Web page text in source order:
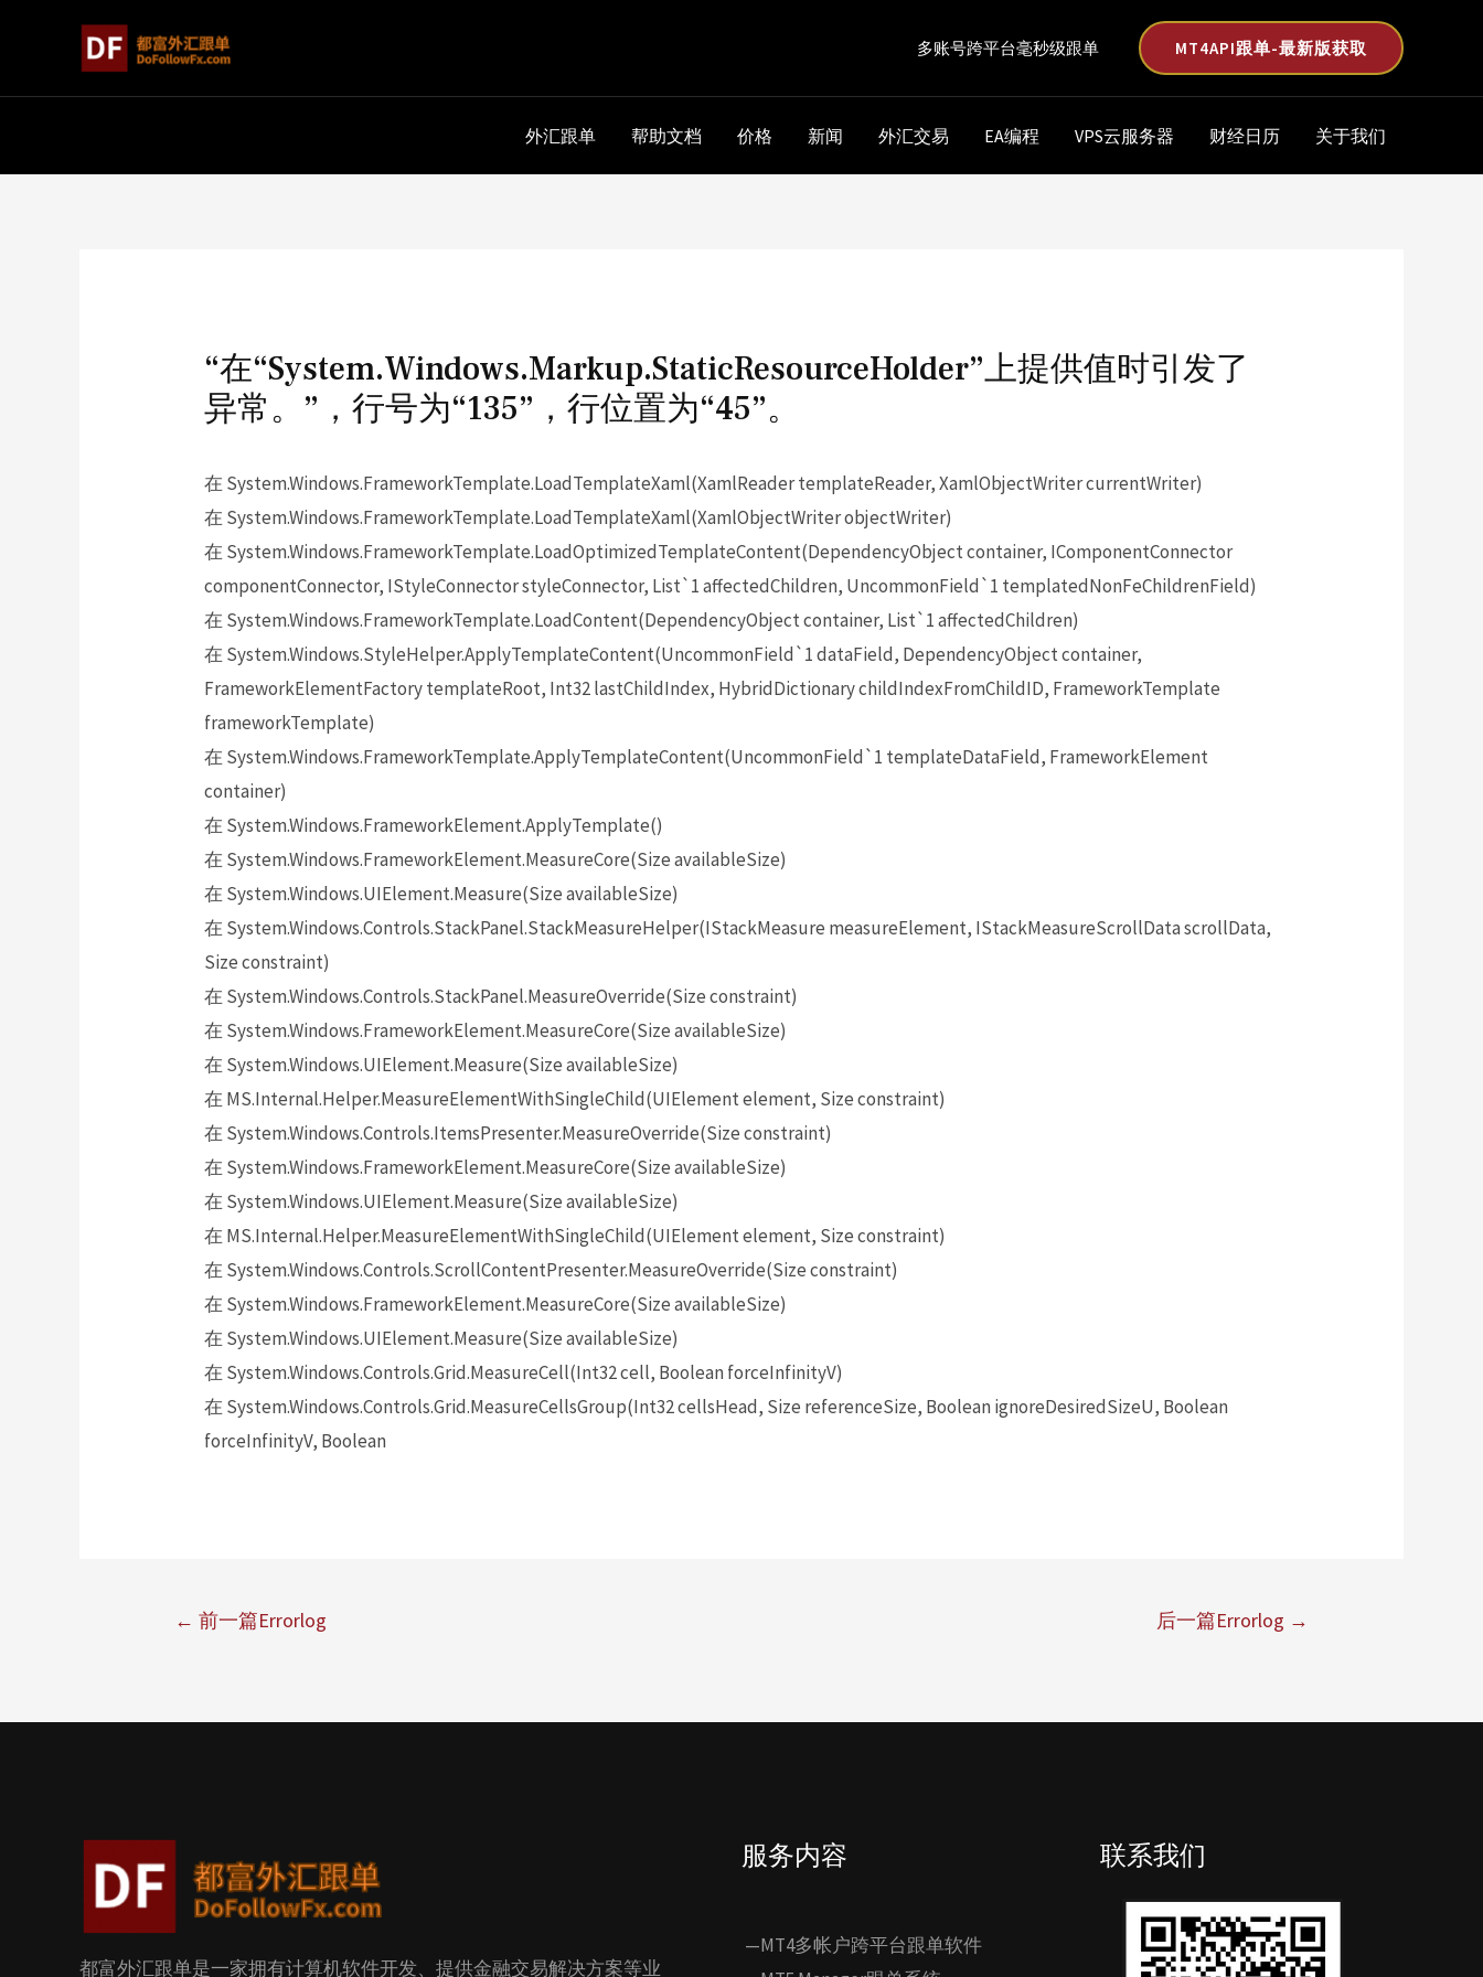
多账号跨平台毫秒级跟单 MT4API跟单-最新版获取
外汇跟单 帮助文档 价格 新闻 外汇交易 EA编程 VPS云服务器 财经日历 关于我们
“在“System.Windows.Markup.StaticResourceHolder”上提供值时引发了
异常。”，行号为“135”，行位置为“45”。
在 System.Windows.FrameworkTemplate.LoadTemplateXaml(XamlReader templateReader, XamlObjectWriter currentWriter)
在 System.Windows.FrameworkTemplate.LoadTemplateXaml(XamlObjectWriter objectWriter)
在 System.Windows.FrameworkTemplate.LoadOptimizedTemplateContent(DependencyObject container, IComponentConnector
componentConnector, IStyleConnector styleConnector, List`1 affectedChildren, UncommonField`1 templatedNonFeChildrenField)
在 System.Windows.FrameworkTemplate.LoadContent(DependencyObject container, List`1 affectedChildren)
在 System.Windows.StyleHelper.ApplyTemplateContent(UncommonField`1 dataField, DependencyObject container,
FrameworkElementFactory templateRoot, Int32 lastChildIndex, HybridDictionary childIndexFromChildID, FrameworkTemplate
frameworkTemplate)
在 System.Windows.FrameworkTemplate.ApplyTemplateContent(UncommonField`1 templateDataField, FrameworkElement
container)
在 System.Windows.FrameworkElement.ApplyTemplate()
在 System.Windows.FrameworkElement.MeasureCore(Size availableSize)
在 System.Windows.UIElement.Measure(Size availableSize)
在 System.Windows.Controls.StackPanel.StackMeasureHelper(IStackMeasure measureElement, IStackMeasureScrollData scrollData,
Size constraint)
在 System.Windows.Controls.StackPanel.MeasureOverride(Size constraint)
在 System.Windows.FrameworkElement.MeasureCore(Size availableSize)
在 System.Windows.UIElement.Measure(Size availableSize)
在 MS.Internal.Helper.MeasureElementWithSingleChild(UIElement element, Size constraint)
在 System.Windows.Controls.ItemsPresenter.MeasureOverride(Size constraint)
在 System.Windows.FrameworkElement.MeasureCore(Size availableSize)
在 System.Windows.UIElement.Measure(Size availableSize)
在 MS.Internal.Helper.MeasureElementWithSingleChild(UIElement element, Size constraint)
在 System.Windows.Controls.ScrollContentPresenter.MeasureOverride(Size constraint)
在 System.Windows.FrameworkElement.MeasureCore(Size availableSize)
在 System.Windows.UIElement.Measure(Size availableSize)
在 System.Windows.Controls.Grid.MeasureCell(Int32 cell, Boolean forceInfinityV)
在 System.Windows.Controls.Grid.MeasureCellsGroup(Int32 cellsHead, Size referenceSize, Boolean ignoreDesiredSizeU, Boolean
forceInfinityV, Boolean
← 前一篇Errorlog 后一篇Errorlog →
都富外汇跟单是一家拥有计算机软件开发、提供金融交易解决方案等业
服务内容
—MT4多帐户跨平台跟单软件
联系我们